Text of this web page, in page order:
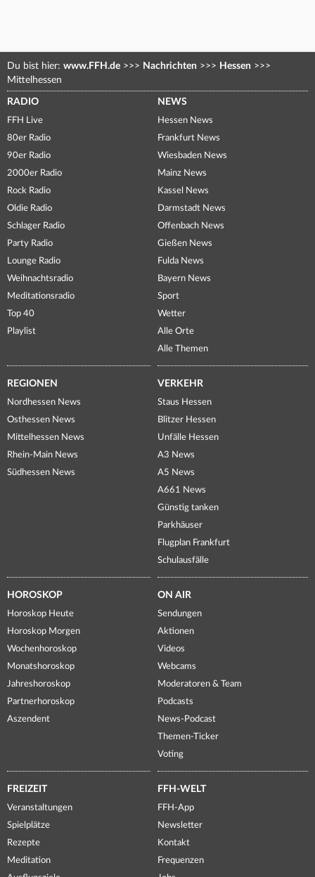
Du bist hier: www.FFH.de >>> Nachrichten >>> Hessen >>>
Mittelhessen
RADIO
FFH Live
80er Radio
90er Radio
2000er Radio
Rock Radio
Oldie Radio
Schlager Radio
Party Radio
Lounge Radio
Weihnachtsradio
Meditationsradio
Top 40
Playlist
NEWS
Hessen News
Frankfurt News
Wiesbaden News
Mainz News
Kassel News
Darmstadt News
Offenbach News
Gießen News
Fulda News
Bayern News
Sport
Wetter
Alle Orte
Alle Themen
REGIONEN
Nordhessen News
Osthessen News
Mittelhessen News
Rhein-Main News
Südhessen News
VERKEHR
Staus Hessen
Blitzer Hessen
Unfälle Hessen
A3 News
A5 News
A661 News
Günstig tanken
Parkhäuser
Flugplan Frankfurt
Schulausfälle
HOROSKOP
Horoskop Heute
Horoskop Morgen
Wochenhoroskop
Monatshoroskop
Jahreshoroskop
Partnerhoroskop
Aszendent
ON AIR
Sendungen
Aktionen
Videos
Webcams
Moderatoren & Team
Podcasts
News-Podcast
Themen-Ticker
Voting
FREIZEIT
Veranstaltungen
Spielplätze
Rezepte
Meditation
FFH-WELT
FFH-App
Newsletter
Kontakt
Frequenzen